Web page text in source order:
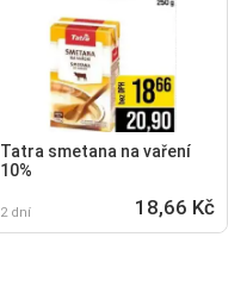
Tatra smetana na vaření
10%
2 dní 18,66 Kč